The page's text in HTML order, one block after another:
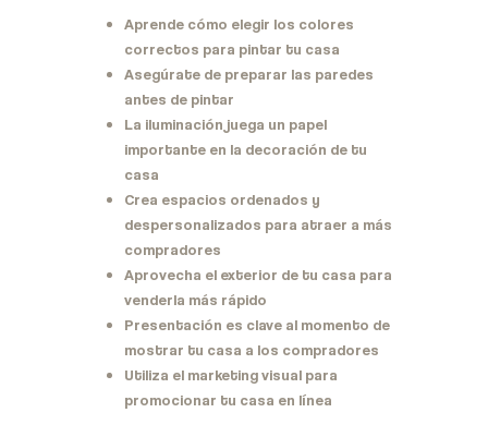
Aprende cómo elegir los colores
correctos para pintar tu casa
Asegúrate de preparar las paredes
antes de pintar
La iluminación juega un papel
importante en la decoración de tu
casa
Crea espacios ordenados y
despersonalizados para atraer a más
compradores
Aprovecha el exterior de tu casa para
venderla más rápido
Presentación es clave al momento de
mostrar tu casa a los compradores
Utiliza el marketing visual para
promocionar tu casa en línea